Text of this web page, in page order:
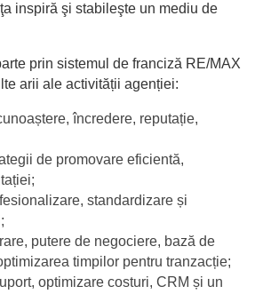
inspiră şi stabileşte un mediu de
prin sistemul de franciză RE/MAX
arii ale activității agenției:
încredere, reputație,
de promovare eficientă,
standardizare și
putere de negociere, bază de
timpilor pentru tranzacție;
optimizare costuri, CRM și un